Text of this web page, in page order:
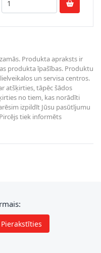
Produkta apraksts ir
produkta īpašības. Produktu
un servisa centros.
atšķirties, tāpēc šādos
no tiem, kas norādīti
izpildīt Jūsu pasūtījumu
tiek informēts
Pierakstīties